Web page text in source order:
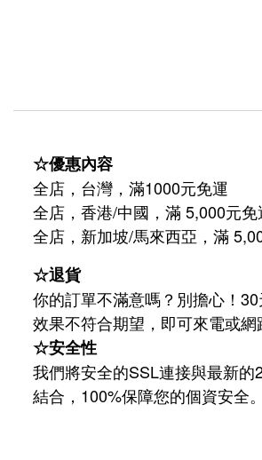
☆優惠內容
全店，台灣，滿1000元免運
全店，香港/中國，滿 5,000元免
全店，新加坡/馬來西亞，滿
☆退貨
你的訂單不滿意嗎？別擔心！
效果不符合期望，即可來電或網
☆安全性
我們將安全的SSL連接與最新的
結合，100%保障您的個資安全。